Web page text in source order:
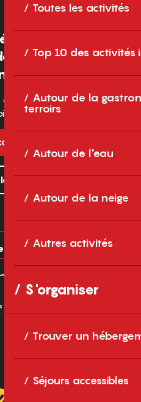
Toutes les activités
Top 10 des activités
Autour de la
terroirs
Autour de l'eau
Autour de la neige
Autres activités
S'organiser
Trouver un
Séjours accessibles
Pyrénées-
Pyrénées
Cedex
newsletter
Europe